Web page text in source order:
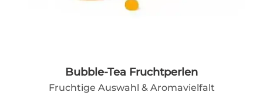
Bubble-Tea Fruchtperlen
Fruchtige Auswahl & Aromavielfalt